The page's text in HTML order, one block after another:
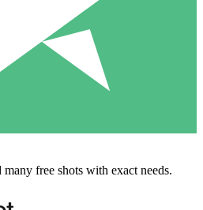
free shots with exact needs.